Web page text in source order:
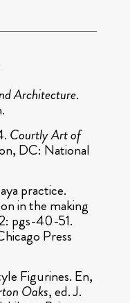
Architecture.
Courtly Art of
DC: National
practice.
in the making
pgs-40-51.
Press
Figurines. En,
Oaks, ed. J.